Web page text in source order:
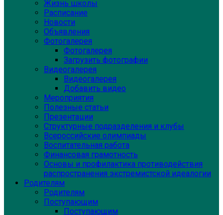
Жизнь школы
Расписание
Новости
Объявления
Фотогалерея
Фотогалерея
Загрузить фотографии
Видеогалерея
Видеогалерея
Добавить видео
Мероприятия
Полезные статьи
Презентации
Структурные подразделения и клубы
Всероссийские олимпиады
Воспитательная работа
Финансовая грамотность
Основы и профилактика противодействия
распространения экстремистской идеалогии
Родителям
Родителям
Поступающим
Поступающим